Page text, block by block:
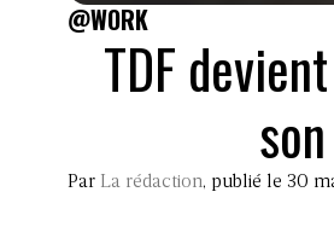
@WORK
TDF
Par La rédaction, publié le 30